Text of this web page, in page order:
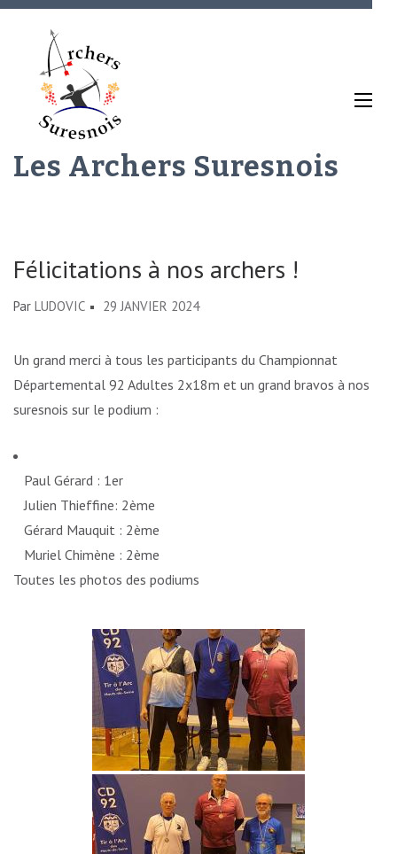
Aller
(Pressez
Les Archers Suresnois
Félicitations à nos archers !
Par LUDOVIC 29 JANVIER 2024
Un grand merci à tous les participants du Championnat
Départemental 92 Adultes 2x18m et un grand bravos à nos
suresnois sur le podium :
Paul Gérard : 1er
Julien Thieffine: 2ème
Gérard Mauquit : 2ème
Muriel Chimène : 2ème
Toutes les photos des podiums